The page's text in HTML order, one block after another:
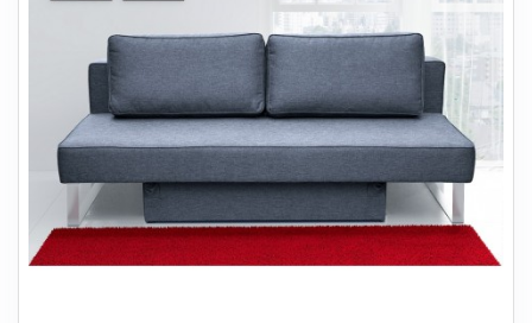
+
+
+
ENTREMØBLER
+
HAVEMØBLER
OUTLET